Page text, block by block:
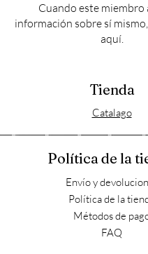
Cuando este miembro
información sobre sí
aquí.
Tienda
Catalago
Política de la
Envío y
Política de la
Métodos de
FAQ